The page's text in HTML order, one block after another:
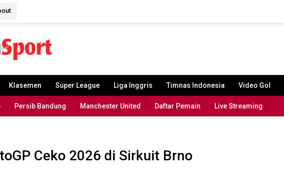
Klasemen Super League Liga Inggris Timnas Indonesia Video Gol
Persib Bandung Manchester United Daftar Pemain Live Streaming
Ceko 2026 di Sirkuit Brno